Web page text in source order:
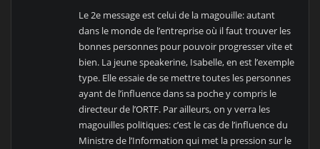
Le 2e message est celui de la magouille: autant
dans le monde de l’entreprise où il faut trouver les
bonnes personnes pour pouvoir progresser vite et
bien. La jeune speakerine, Isabelle, en est l’exemple
type. Elle essaie de se mettre toutes les personnes
ayant de l’influence dans sa poche y compris le
directeur de l’ORTF. Par ailleurs, on y verra les
magouilles politiques: c’est le cas de l’influence du
Ministre de l’Information qui met la pression sur le